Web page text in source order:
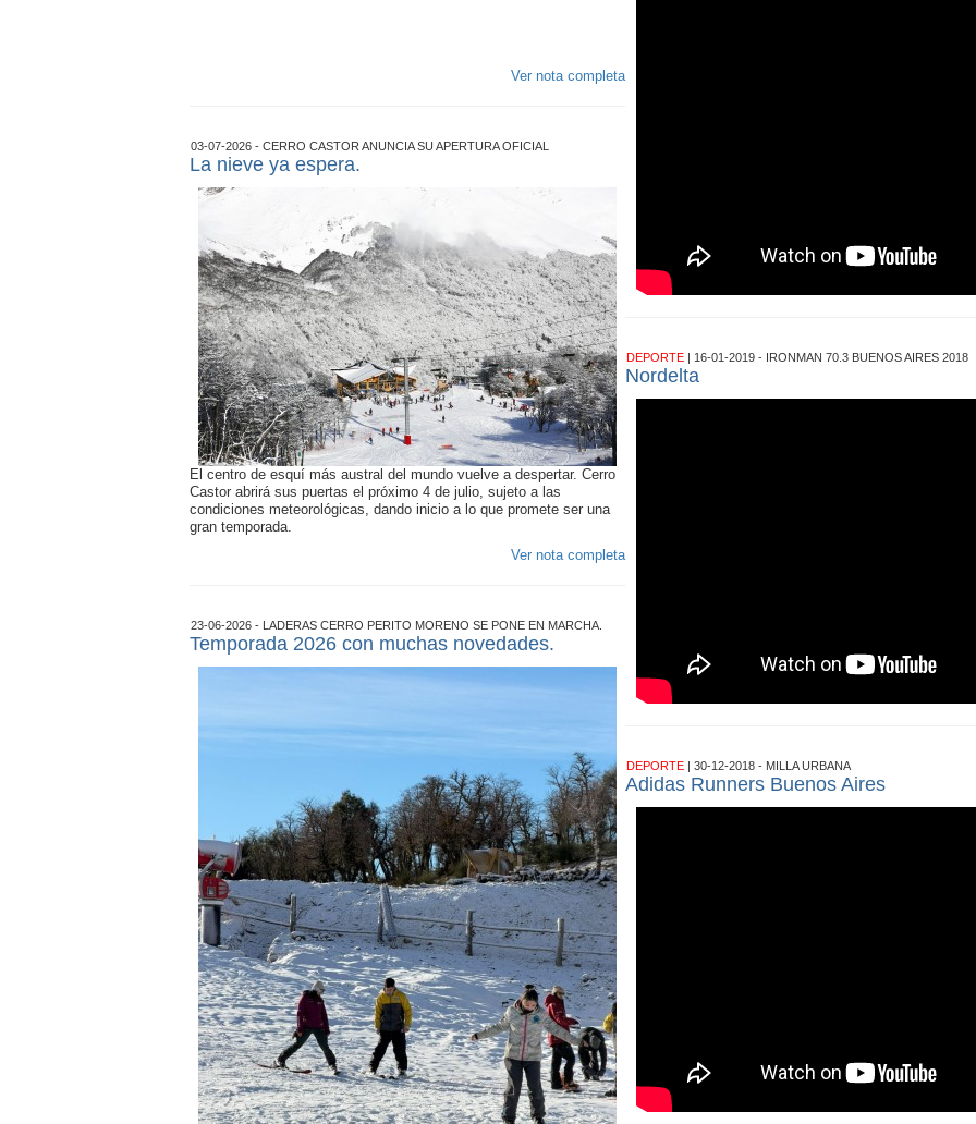
Ver nota completa
03-07-2026 - CERRO CASTOR ANUNCIA SU APERTURA OFICIAL
La nieve ya espera.
El centro de esquí más austral del mundo vuelve a despertar. Cerro
Castor abrirá sus puertas el próximo 4 de julio, sujeto a las
condiciones meteorológicas, dando inicio a lo que promete ser una
gran temporada.
Ver nota completa
23-06-2026 - LADERAS CERRO PERITO MORENO SE PONE EN MARCHA.
Temporada 2026 con muchas novedades.
DEPORTE | 16-01-2019 - IRONMAN 70.3 BUENOS AIRES 2018
Nordelta
DEPORTE | 30-12-2018 - MILLA URBANA
Adidas Runners Buenos Aires